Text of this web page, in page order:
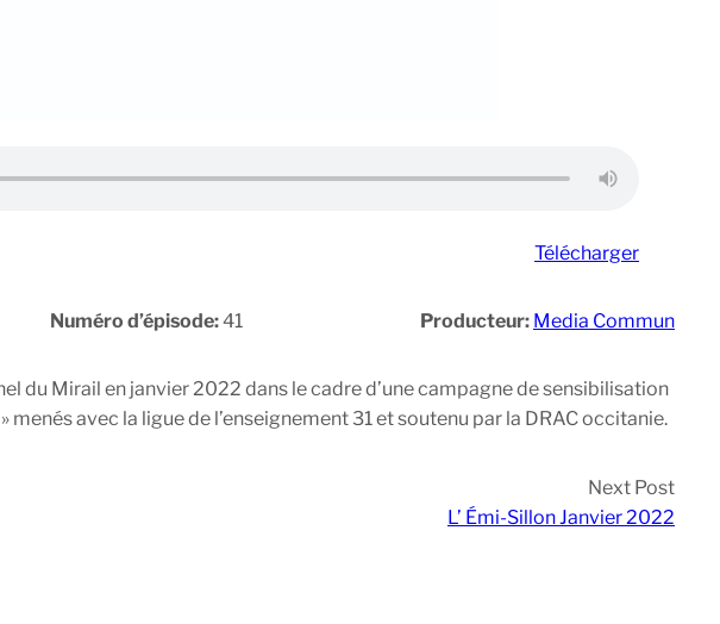
Télécharger
Numéro d’épisode:41 Producteur: Media Commun
du Mirail en janvier 2022 dans le cadre d’une campagne de sensibilisation
avec la ligue de l’enseignement 31 et soutenu par la DRAC occitanie.
Next Post
L’ Émi-Sillon Janvier 2022